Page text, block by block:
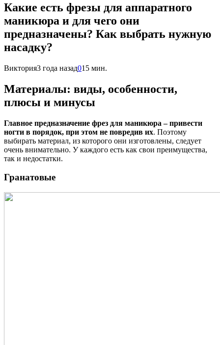
Какие есть фрезы для аппаратного
маникюра и для чего они
предназначены? Как выбрать нужную
насадку?
Виктория3 года назад015 мин.
Материалы: виды, особенности,
плюсы и минусы
Главное предназначение фрез для маникюра – привести
ногти в порядок, при этом не повредив их. Поэтому
выбирать материал, из которого они изготовлены, следует
очень внимательно. У каждого есть как свои преимущества,
так и недостатки.
Гранатовые